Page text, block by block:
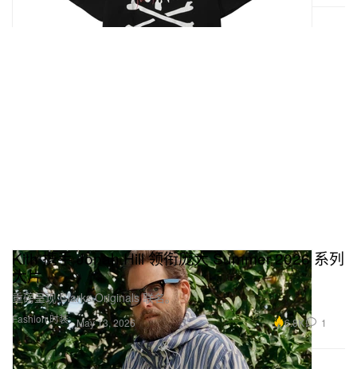
Fashion 时装
Kith 携手 Jonah Hill 领衔庞大 Summer 2026 系列
大片
重磅呈现 Clarks Originals 联名。
May 13, 2026 6.8K 1